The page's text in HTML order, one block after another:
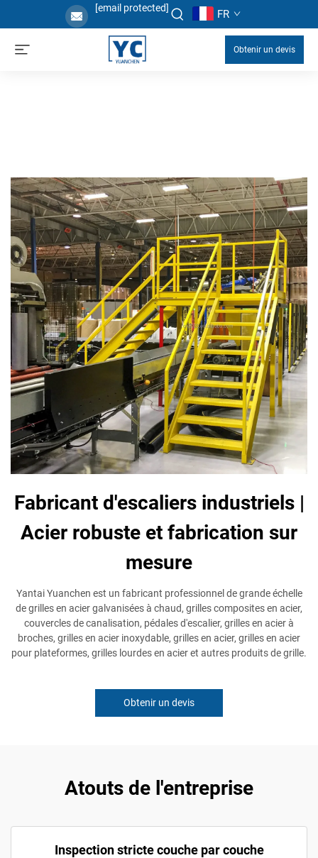
[email protected] FR
Obtenir un devis
Fabricant d'escaliers industriels |
Acier robuste et fabrication sur
mesure
Yantai Yuanchen est un fabricant professionnel de grande échelle
de grilles en acier galvanisées à chaud, grilles composites en acier,
couvercles de canalisation, pédales d'escalier, grilles en acier à
broches, grilles en acier inoxydable, grilles en acier, grilles en acier
pour plateformes, grilles lourdes en acier et autres produits de grille.
Obtenir un devis
Atouts de l'entreprise
Inspection stricte couche par couche